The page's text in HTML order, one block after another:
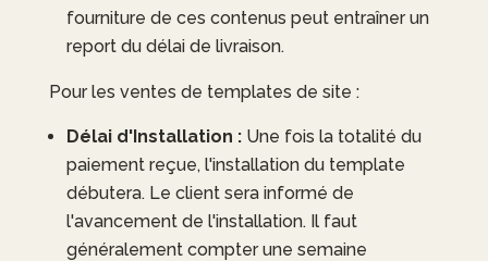
fourniture de ces contenus peut entraîner un
report du délai de livraison.
Pour les ventes de templates de site :
Délai d'Installation :Une fois la totalité du
paiement reçue, l'installation du template
débutera. Le client sera informé de
l'avancement de l'installation. Il faut
généralement compter une semaine